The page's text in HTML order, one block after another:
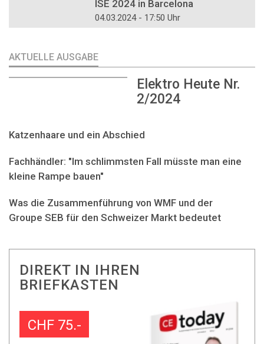
ISE 2024 in Barcelona
04.03.2024 - 17:50 Uhr
AKTUELLE AUSGABE
Elektro Heute Nr.
2/2024
Katzenhaare und ein Abschied
Fachhändler: "Im schlimmsten Fall müsste man eine
kleine Rampe bauen"
Was die Zusammenführung von WMF und der
Groupe SEB für den Schweizer Markt bedeutet
DIREKT IN IHREN
BRIEFKASTEN
CHF 75.-